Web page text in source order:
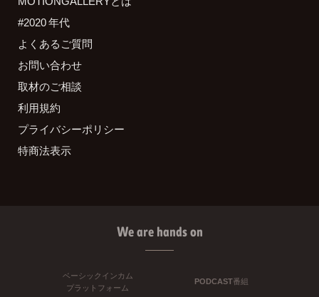
#2020 年代
よくあるご質問
お問い合わせ
取材のご相談
利用規約
プライバシーポリシー
特商法表示
We are hands on
ベーシックインカム
プラットフォーム
PODCAST番組